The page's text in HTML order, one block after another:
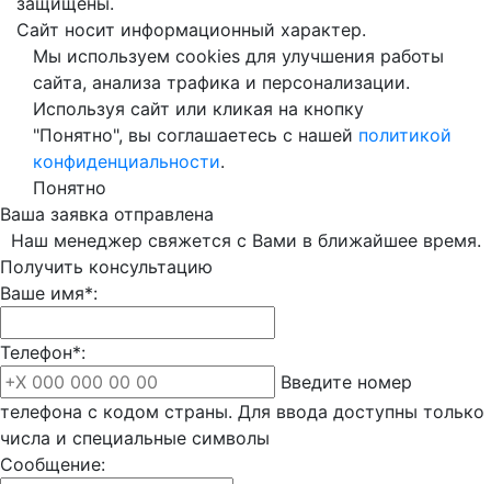
Сайт носит информационный характер.
Мы используем cookies для улучшения работы
сайта, анализа трафика и персонализации.
Используя сайт или кликая на кнопку
"Понятно", вы соглашаетесь с нашей политикой
конфиденциальности.
Понятно
Ваша заявка отправлена
Наш менеджер свяжется с Вами в ближайшее время.
Получить консультацию
Ваше имя*:
Телефон*:
Введите номер
телефона с кодом страны. Для ввода доступны только
числа и специальные символы
Сообщение: